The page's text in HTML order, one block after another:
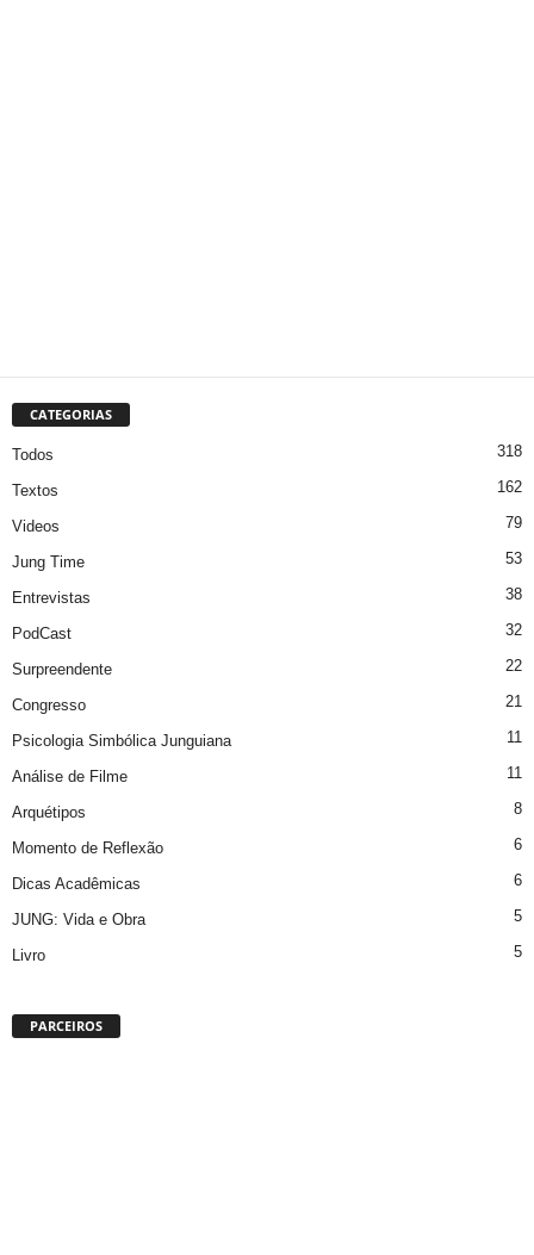
CATEGORIAS
Todos 318
Textos 162
Videos 79
Jung Time 53
Entrevistas 38
PodCast 32
Surpreendente 22
Congresso 21
Psicologia Simbólica Junguiana 11
Análise de Filme 11
Arquétipos 8
Momento de Reflexão 6
Dicas Acadêmicas 6
JUNG: Vida e Obra 5
Livro 5
PARCEIROS